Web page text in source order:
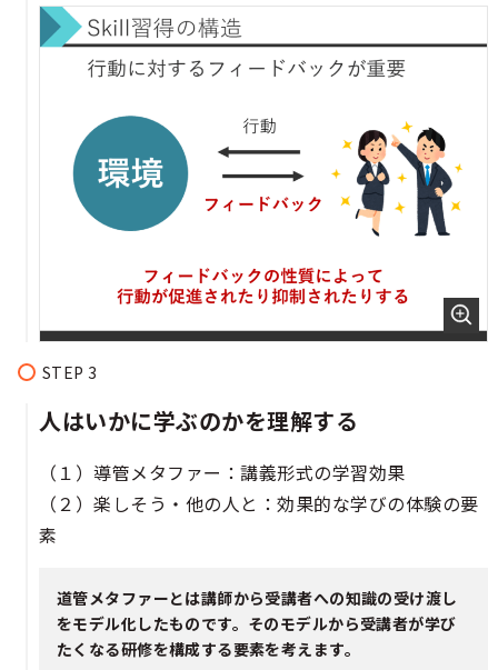
人はいかに学ぶのかを理解する
（１）導管メタファー：講義形式の学習効果
（２）楽しそう・他の人と：効果的な学びの体験の要
素
道管メタファーとは講師から受講者への知識の受け渡し
をモデル化したものです。そのモデルから受講者が学び
たくなる研修を構成する要素を考えます。